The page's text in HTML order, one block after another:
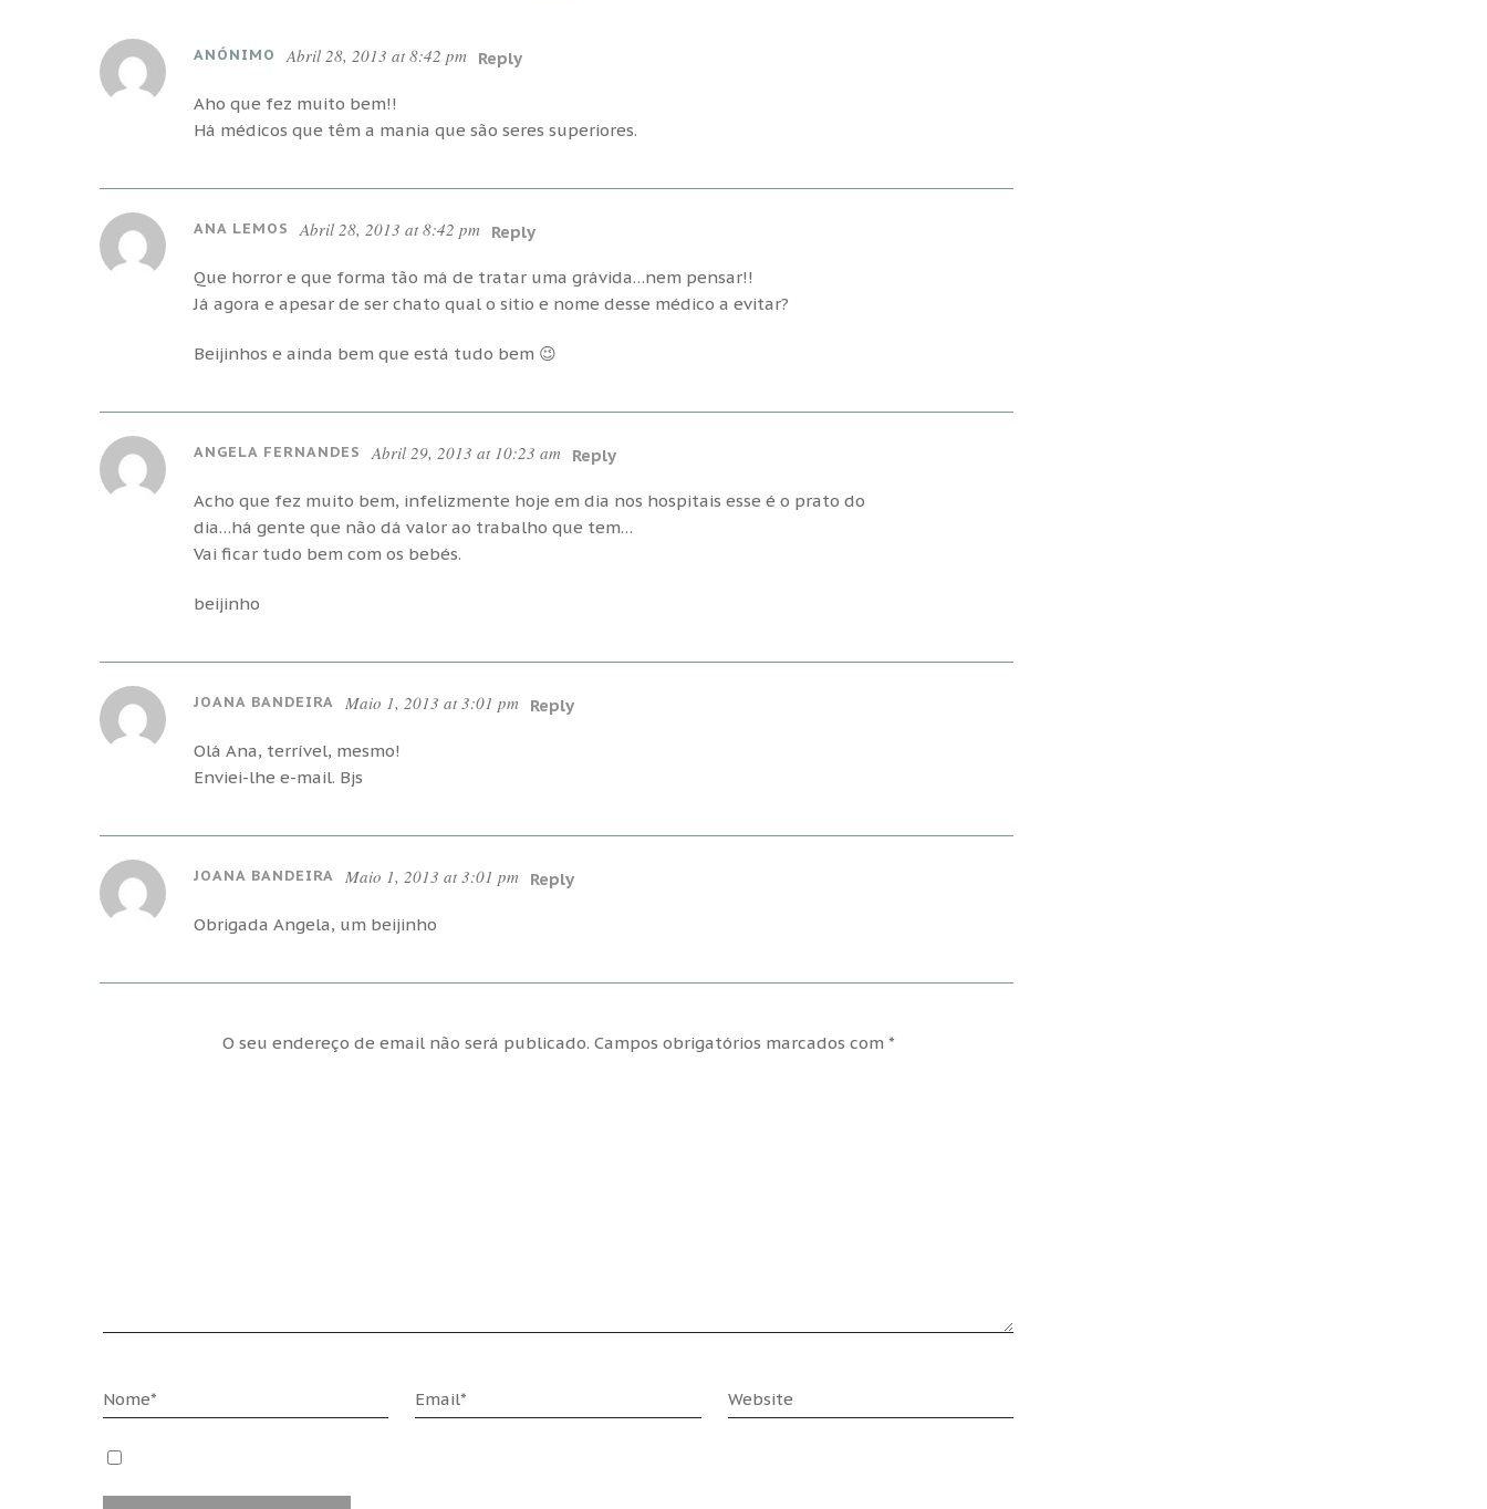
ANÓNIMO Abril 28, 2013 at 8:42 pm Reply
Aho que fez muito bem!!
Há médicos que têm a mania que são seres superiores.
ANA LEMOS Abril 28, 2013 at 8:42 pm Reply
Que horror e que forma tão má de tratar uma grávida…nem pensar!!
Já agora e apesar de ser chato qual o sitio e nome desse médico a evitar?
Beijinhos e ainda bem que está tudo bem 😉
ANGELA FERNANDES Abril 29, 2013 at 10:23 am Reply
Acho que fez muito bem, infelizmente hoje em dia nos hospitais esse é o prato do
dia…há gente que não dá valor ao trabalho que tem…
Vai ficar tudo bem com os bebés.
beijinho
JOANA BANDEIRA Maio 1, 2013 at 3:01 pm Reply
Olá Ana, terrível, mesmo!
Enviei-lhe e-mail. Bjs
JOANA BANDEIRA Maio 1, 2013 at 3:01 pm Reply
Obrigada Angela, um beijinho
O seu endereço de email não será publicado. Campos obrigatórios marcados com *